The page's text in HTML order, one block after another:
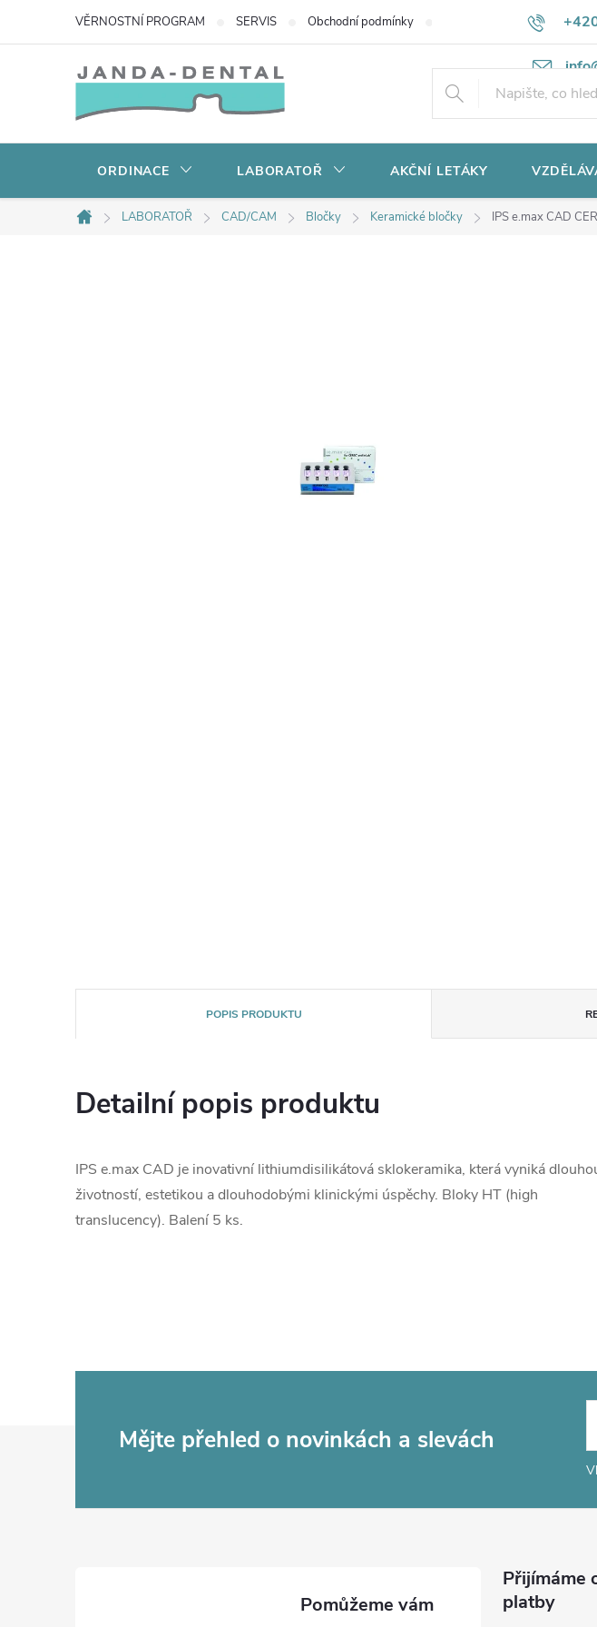
VĚRNOSTNÍ PROGRAM SERVIS Obchodní podmínky Potřebujete poradit?
ORDINACE LABORATOŘ AKČNÍ LETÁKY
Domů
LABORATOŘ CAD/CAM Bločky Keramické bločky IPS e.max CAD
POPIS PRODUKTU
Detailní popis produktu
IPS e.max CAD je inovativní lithiumdisilikátová sklokeramika, která vyniká
životností, estetikou a dlouhodobými klinickými úspěchy. Bloky HT (high
translucency). Balení 5 ks.
Mějte přehled o novinkách a slevách
Přijímáme
platby